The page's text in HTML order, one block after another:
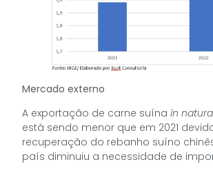
Mercado externo
A exportação de carne suína in natura
está sendo menor que em 2021
recuperação do rebanho suíno
país diminuiu a necessidade de